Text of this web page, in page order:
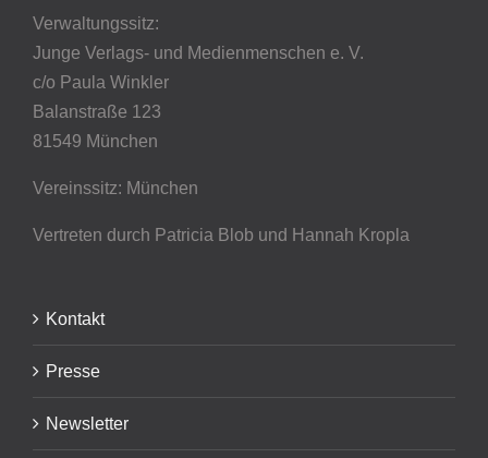
Verwaltungssitz:
Junge Verlags- und Medienmenschen e. V.
c/o Paula Winkler
Balanstraße 123
81549 München
Vereinssitz: München
Vertreten durch Patricia Blob und Hannah Kropla
Kontakt
Presse
Newsletter